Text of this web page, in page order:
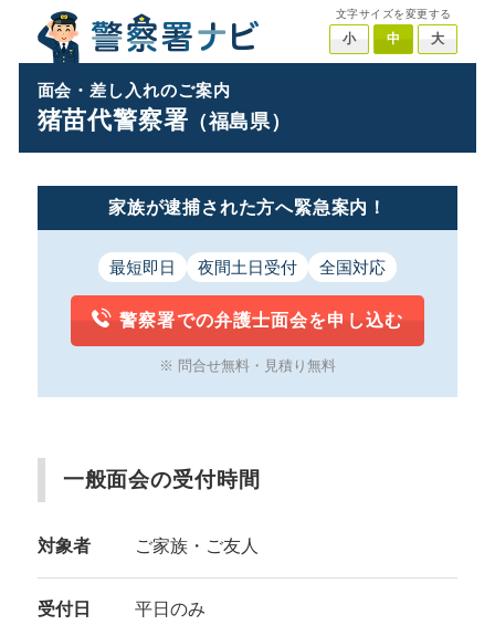
文字サイズを変更する
小 中 大
面会・差し入れのご案内
猪苗代警察署（福島県）
家族が逮捕された方へ緊急案内！
最短即日 夜間土日受付 全国対応
警察署での弁護士面会を申し込む
※ 問合せ無料・見積り無料
一般面会の受付時間
対象者 ご家族・ご友人
受付日 平日のみ